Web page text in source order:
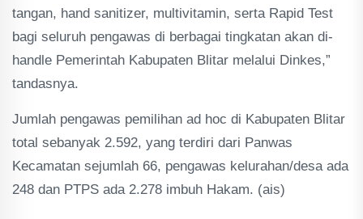
tangan, hand sanitizer, multivitamin, serta Rapid Test
bagi seluruh pengawas di berbagai tingkatan akan di-
handle Pemerintah Kabupaten Blitar melalui Dinkes,”
tandasnya.
Jumlah pengawas pemilihan ad hoc di Kabupaten Blitar
total sebanyak 2.592, yang terdiri dari Panwas
Kecamatan sejumlah 66, pengawas kelurahan/desa ada
248 dan PTPS ada 2.278 imbuh Hakam. (ais)